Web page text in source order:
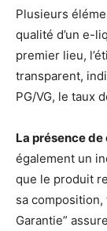
Plusieurs
qualité d’un e-
premier lieu,
transparent,
PG/VG, le taux
La présence
également un
que le produit
sa composition,
Garantie”